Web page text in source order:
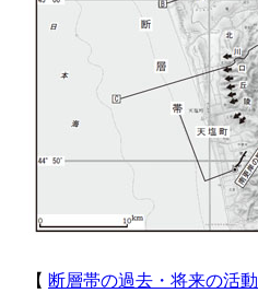
【 断層帯の過去・将来の活動